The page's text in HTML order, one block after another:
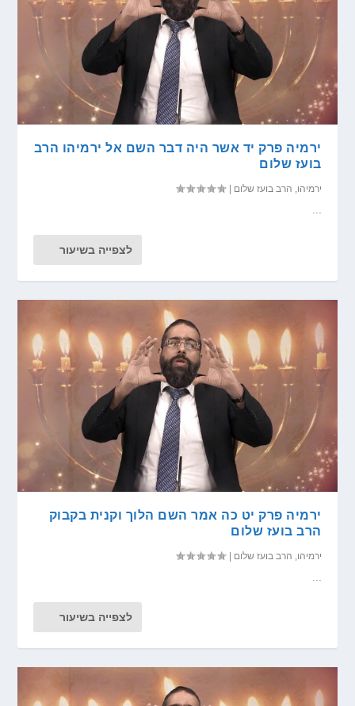
ירמיה פרק יד אשר היה דבר השם אל ירמיהו הרב
בועז שלום
ירמיהו, הרב בועז שלום |
לצפייה בשיעור
ירמיה פרק יט כה אמר השם הלוך וקנית בקבוק
הרב בועז שלום
ירמיהו הרב בועז שלום |
לצפייה בשיעור